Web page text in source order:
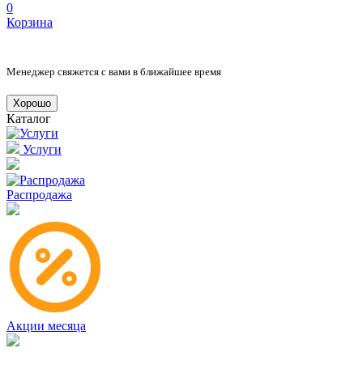
0
Корзина
Менеджер свяжется с вами в ближайшее время
Хорошо
Каталог
Услуги
Распродажа
Акции месяца